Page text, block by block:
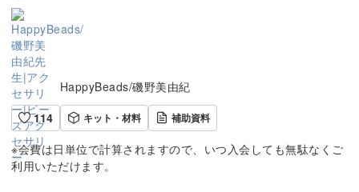
HappyBeads/磯野美由紀
114
キット・材料 補助資料
※会費は日単位で計算されますので、いつ入会しても無駄なくご
利用いただけます。